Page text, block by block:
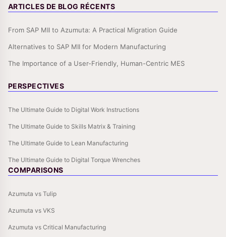
ARTICLES DE BLOG RÉCENTS
From SAP MII to Azumuta: A Practical Migration Guide
Alternatives to SAP MII for Modern Manufacturing
The Importance of a User-Friendly, Human-Centric MES
PERSPECTIVES
The Ultimate Guide to Digital Work Instructions
The Ultimate Guide to Skills Matrix & Training
The Ultimate Guide to Lean Manufacturing
The Ultimate Guide to Digital Torque Wrenches
COMPARISONS
Azumuta vs Tulip
Azumuta vs VKS
Azumuta vs Critical Manufacturing